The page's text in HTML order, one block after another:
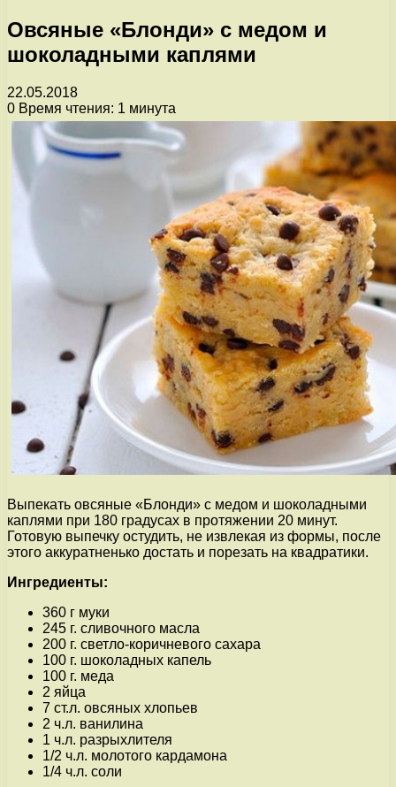
Овсяные «Блонди» с медом и
шоколадными каплями
22.05.2018
0 Время чтения: 1 минута
Выпекать овсяные «Блонди» с медом и шоколадными
каплями при 180 градусах в протяжении 20 минут.
Готовую выпечку остудить, не извлекая из формы, после
этого аккуратненько достать и порезать на квадратики.
Ингредиенты:
360 г муки
245 г. сливочного масла
200 г. светло-коричневого сахара
100 г. шоколадных капель
100 г. меда
2 яйца
7 ст.л. овсяных хлопьев
2 ч.л. ванилина
1 ч.л. разрыхлителя
1/2 ч.л. молотого кардамона
1/4 ч.л. соли